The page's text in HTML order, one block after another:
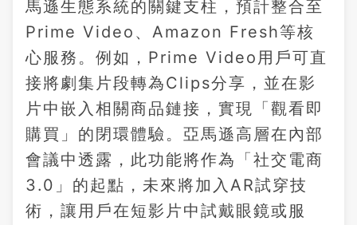
馬遜生態系統的關鍵支柱，預計整合至
Prime Video、Amazon Fresh等核
心服務。例如，Prime Video用戶可直
接將劇集片段轉為Clips分享，並在影
片中嵌入相關商品鏈接，實現「觀看即
購買」的閉環體驗。亞馬遜高層在內部
會議中透露，此功能將作為「社交電商
3.0」的起點，未來將加入AR試穿技
術，讓用戶在短影片中試戴眼鏡或服